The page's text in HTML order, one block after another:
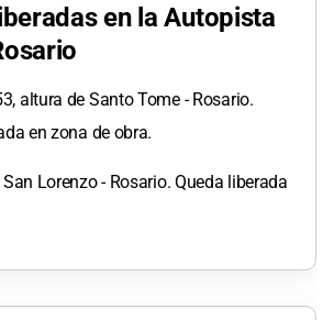
en la Autopista
altura de Santo Tome - Rosario.
en zona de obra.
Lorenzo - Rosario. Queda liberada